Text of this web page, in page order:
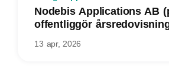
Nodebis Applications AB
offentliggör
13 apr, 2026